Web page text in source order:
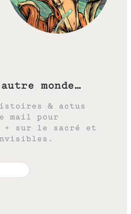
monde…
& actus
mail pour
+ sur le sacré et